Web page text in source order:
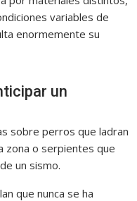
variables de
enormemente su
un
sobre perros que ladran
zona o serpientes que
un sismo.
que nunca se ha